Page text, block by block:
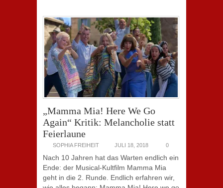
„Mamma Mia! Here We Go
Again“ Kritik: Melancholie statt
Feierlaune
SOPHIA FREIHEIT JULI 18, 2018 0
Nach 10 Jahren hat das Warten endlich ein
Ende: der Musical-Kultfilm Mamma Mia
geht in die 2. Runde. Endlich erfahren wir,